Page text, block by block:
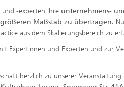
und -experten Ihre unternehmens-
Maßstab zu übertragen.
aus dem Skalierungsbereich zu
Expertinnen und Experten und zur
herzlich zu unserer Veranstaltung